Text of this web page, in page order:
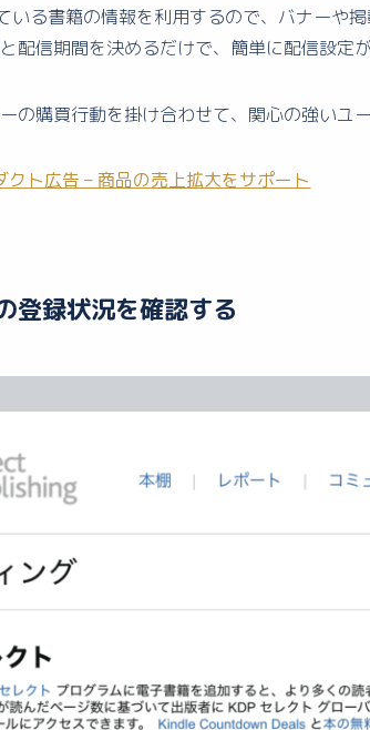
いる書籍の情報を利用するので、バナーや
配信期間を決めるだけで、簡単に配信設定が
の購買行動を掛け合わせて、関心の強いユ
クト広告 – 商品の売上拡大をサポート
登録状況を確認する